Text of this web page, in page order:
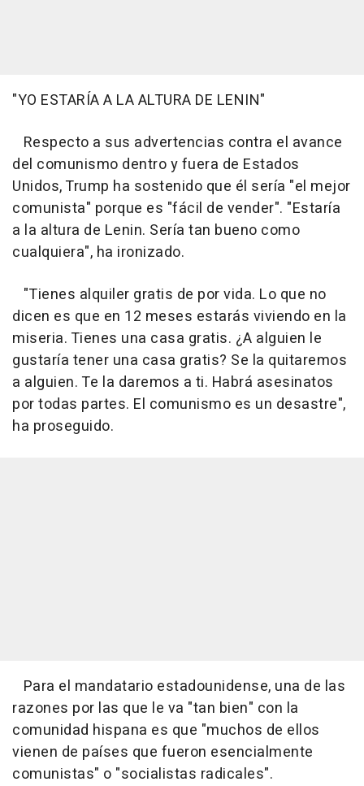
"YO ESTARÍA A LA ALTURA DE LENIN"
Respecto a sus advertencias contra el avance
del comunismo dentro y fuera de Estados
Unidos, Trump ha sostenido que él sería "el mejor
comunista" porque es "fácil de vender". "Estaría
a la altura de Lenin. Sería tan bueno como
cualquiera", ha ironizado.
"Tienes alquiler gratis de por vida. Lo que no
dicen es que en 12 meses estarás viviendo en la
miseria. Tienes una casa gratis. ¿A alguien le
gustaría tener una casa gratis? Se la quitaremos
a alguien. Te la daremos a ti. Habrá asesinatos
por todas partes. El comunismo es un desastre",
ha proseguido.
Para el mandatario estadounidense, una de las
razones por las que le va "tan bien" con la
comunidad hispana es que "muchos de ellos
vienen de países que fueron esencialmente
comunistas" o "socialistas radicales".